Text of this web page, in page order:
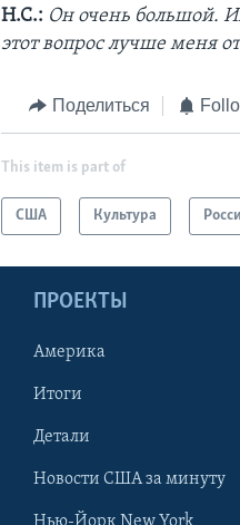
Н.С.: Он очень большой.
этот вопрос лучше меня
Поделиться
This item is part of
США Культура
ПРОЕКТЫ
Америка
Итоги
Детали
Новости США за минуту